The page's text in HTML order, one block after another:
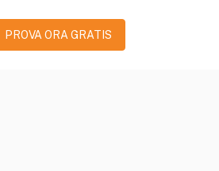
PROVA ORA GRATIS